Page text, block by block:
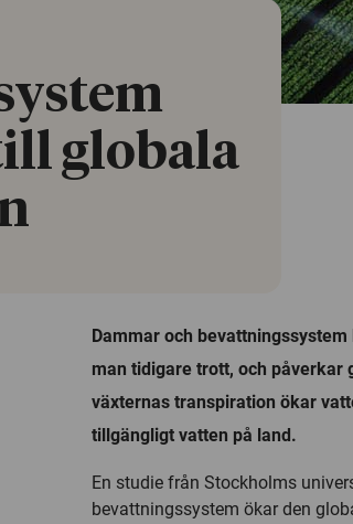
globala
Dammar och
man tidigare trott, och påverkar
växternas transpiration ökar
tillgängligt vatten på land.
En studie från Stockholms
bevattningssystem ökar den